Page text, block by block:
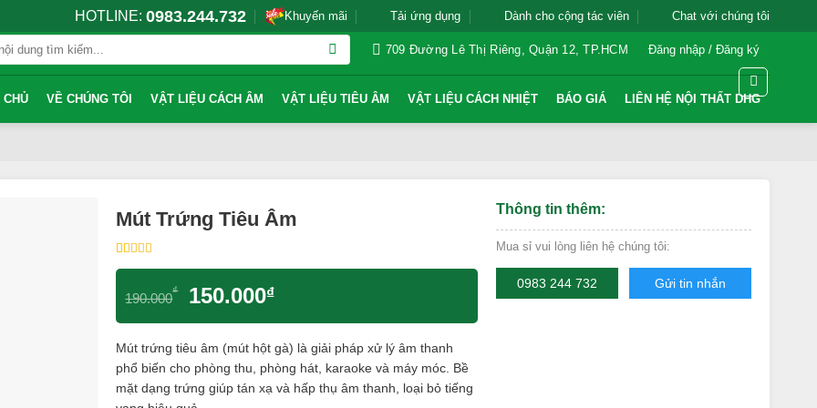
HOTLINE: 0983.244.732 Khuyến mãi Tải ứng dụng Dành cho cộng tác viên Chat với chúng tôi
709 Đường Lê Thị Riêng, Quận 12, TP.HCM Đăng nhập / Đăng ký
CHỦ VỀ CHÚNG TÔI VẬT LIỆU CÁCH ÂM VẬT LIỆU TIÊU ÂM VẬT LIỆU CÁCH NHIỆT BÁO GIÁ LIÊN HỆ NỘI THẤT DHG
Mút Trứng Tiêu Âm
5.00trên 5
1
190.000
₫
Giá
là:
190.000₫.
150.000₫Giá
tại
là:
150.000₫.
Mút trứng tiêu âm (mút hột gà) là giải pháp xử lý âm thanh
phổ biến cho phòng thu, phòng hát, karaoke và máy móc. Bề
mặt dạng trứng giúp tán xạ và hấp thụ âm thanh, loại bỏ tiếng
Thông tin thêm:
Mua sỉ vui lòng liên hệ chúng tôi:
0983 244 732 Gửi tin nhắn